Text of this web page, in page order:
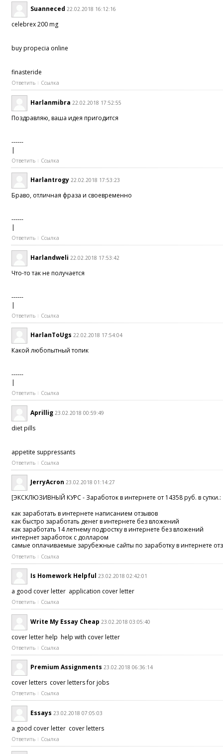
Suanneced 22.02.2018 16:12:16
celebrex 200 mg
buy propecia online
finasteride
Ответить Ссылка
Harlanmibra 22.02.2018 17:52:55
Поздравляю, ваша идея пригодится
------
|
Ответить Ссылка
Harlantrogy 22.02.2018 17:53:23
Браво, отличная фраза и своевременно
------
|
Ответить Ссылка
Harlandweli 22.02.2018 17:53:42
Что-то так не получается
------
|
Ответить Ссылка
HarlanToUgs 22.02.2018 17:54:04
Какой любопытный топик
------
|
Ответить Ссылка
Aprillig 23.02.2018 00:59:49
diet pills
appetite suppressants
Ответить Ссылка
JerryAcron 23.02.2018 01:14:27
[ЭКСКЛЮЗИВНЫЙ КУРС - Заработок в интернете от 14358 руб. в сутки.:
как заработать в интернете написанием отзывов
как быстро заработать денег в интернете без вложений
как заработать 14 летнему подростку в интернете без вложений
интернет заработок с долларом
самые оплачиваемые зарубежные сайты по заработку в интернете
Ответить Ссылка
Is Homework Helpful 23.02.2018 02:42:01
a good cover letter application cover letter
Ответить Ссылка
Write My Essay Cheap 23.02.2018 03:05:40
cover letter help help with cover letter
Ответить Ссылка
Premium Assignments 23.02.2018 06:36:14
cover letters cover letters for jobs
Ответить Ссылка
Essays 23.02.2018 07:05:03
a good cover letter cover letters
Ответить Ссылка